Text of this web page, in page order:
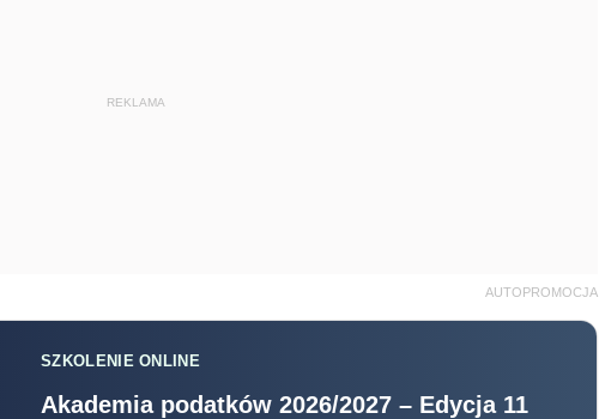
REKLAMA
AUTOPROMOCJA
SZKOLENIE ONLINE
Akademia podatków 2026/2027 – Edycja 11